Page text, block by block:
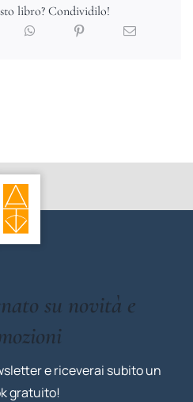
libro? Condividilo!
su novità e
e riceverai subito un
gratuito!